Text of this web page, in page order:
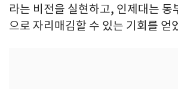
라는 비전을 실현하고, 인제대는 동
으로 자리매김할 수 있는 기회를 얻